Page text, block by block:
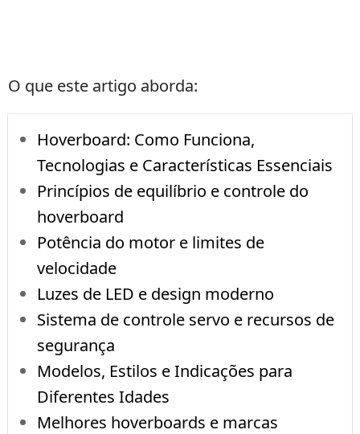
O que este artigo aborda:
Hoverboard: Como Funciona,
Tecnologias e Características Essenciais
Princípios de equilíbrio e controle do
hoverboard
Potência do motor e limites de
velocidade
Luzes de LED e design moderno
Sistema de controle servo e recursos de
segurança
Modelos, Estilos e Indicações para
Diferentes Idades
Melhores hoverboards e marcas